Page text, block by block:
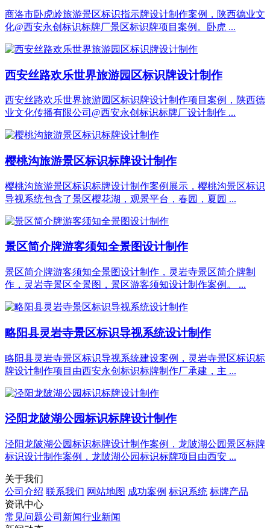
商洛市卧虎岭旅游景区标识指示牌设计制作案例，陕西德业文
化@西安永创标识标牌厂景区标识牌项目案例。卧虎 ...
西安丝路欢乐世界旅游园区标识牌设计制作
西安丝路欢乐世界旅游园区标识牌设计制作项目案例，陕西德
业文化传播有限公司@西安永创标识标牌厂设计制作 ...
樱桃沟旅游景区标识标牌设计制作
樱桃沟旅游景区标识标牌设计制作案例展示，樱桃沟景区标识
导视系统包含了景区樱花湖，观景平台，春园，夏园 ...
景区简介牌游客须知全景图设计制作
景区简介牌游客须知全景图设计制作，灵岩寺景区简介牌制
作，灵岩寺景区全景图，景区游客须知设计制作案例。 ...
略阳县灵岩寺景区标识导视系统设计制作
略阳县灵岩寺景区标识导视系统建设案例，灵岩寺景区标识标
牌设计制作项目由西安永创标识标牌制作厂承建，主 ...
泾阳龙陂湖公园标识标牌设计制作
泾阳龙陂湖公园标识标牌设计制作案例，龙陂湖公园景区标牌
标识设计制作案例，龙陂湖公园标识标牌项目由西安 ...
关于我们
公司介绍 联系我们 网站地图 成功案例 标识系统 标牌产品
资讯中心
常见问题公司新闻行业新闻